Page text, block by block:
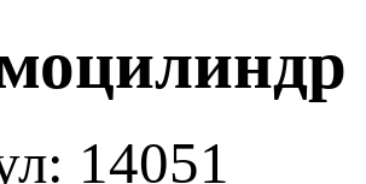
14051